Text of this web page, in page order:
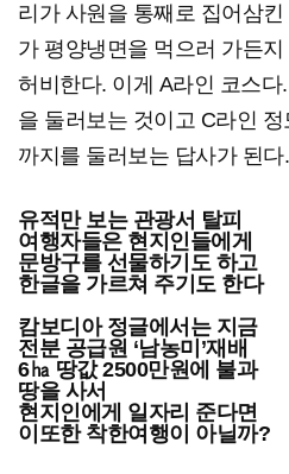
리가 사원을 통째로 집어삼
가 평양냉면을 먹으러 가든
허비한다. 이게 A라인 코스
을 둘러보는 것이고 C라인
까지를 둘러보는 답사가 된다.
유적만 보는 관광서 탈피
여행자들은 현지인들에게
문방구를 선물하기도 하고
한글을 가르쳐 주기도 한다
캄보디아 정글에서는 지금
전분 공급원 ‘남농미’재배
6㏊ 땅값 2500만원에 불과
땅을 사서
현지인에게 일자리 준다면
이또한 착한여행이 아닐까?